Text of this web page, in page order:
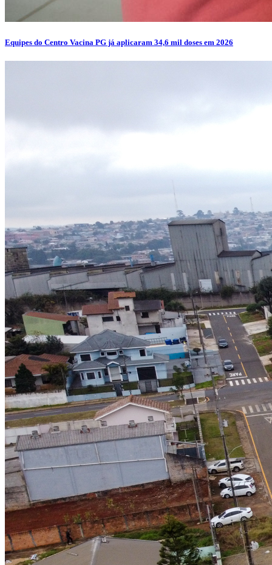
Equipes do Centro Vacina PG já aplicaram 34,6 mil doses em 2026